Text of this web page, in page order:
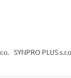
SYNPRO PLUS